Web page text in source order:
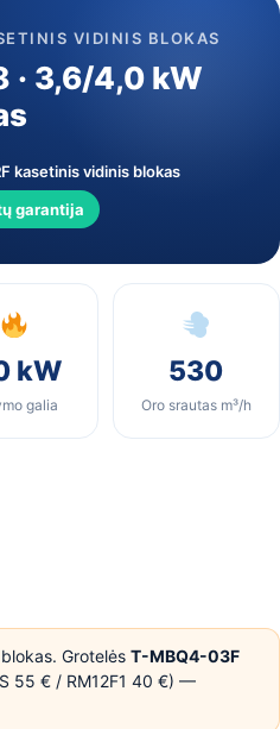
VIDINIS BLOKAS
· 3,6/4,0 kW
kasetinis vidinis blokas
garantija
kW
galia
530
Oro srautas m³/h
Grotelės T-MBQ4-03F
55 € / RM12F1 40 €) —